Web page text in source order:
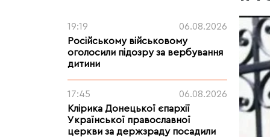
19:19
06.08.2026
Російському військовому
оголосили підозру за вербування
дитини
17:45
06.08.2026
Клірика Донецької єпархії
Української православної
церкви за держзраду посадили